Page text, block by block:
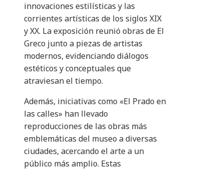
innovaciones estilísticas y las
corrientes artísticas de los siglos XIX
y XX. La exposición reunió obras de El
Greco junto a piezas de artistas
modernos, evidenciando diálogos
estéticos y conceptuales que
atraviesan el tiempo.
Además, iniciativas como «El Prado en
las calles» han llevado
reproducciones de las obras más
emblemáticas del museo a diversas
ciudades, acercando el arte a un
público más amplio. Estas